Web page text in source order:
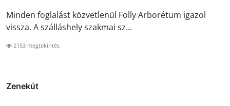
Minden foglalást közvetlenül Folly Arborétum igazol
vissza. A szálláshely szakmai sz...
2153 megtekintés
Zenekút